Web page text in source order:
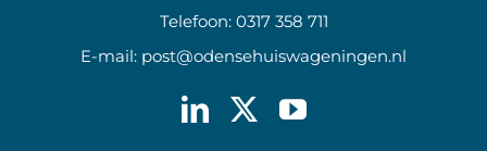
Telefoon: 0317 358 711
E-mail: post@odensehuiswageningen.nl